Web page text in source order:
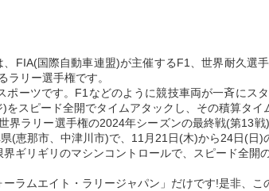
FIA(国際自動車連盟)が主催するF1、世界耐久選
リー選手権です。
ポーツです。F1などのように競技車両が一斉にス
スピード全開でタイムアタックし、その積算タイ
界ラリー選手権の2024年シーズンの最終戦(第13
(恵那市、中津川市)で、11月21日(木)から24日(日)
ギリギリのマシンコントロールで、スピード全開
ラムエイト・ラリージャパン」だけです!是非、こ